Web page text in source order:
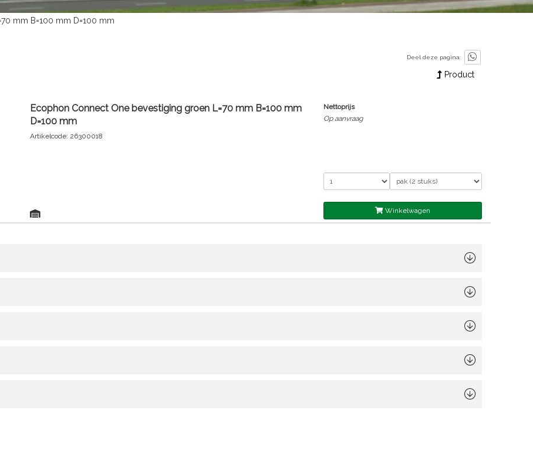
mm B=100 mm D=100 mm
Deel deze pagina:
Product
Ecophon Connect One bevestiging groen L=70 mm B=100 mm
D=100 mm
Artikelcode: 26300018
Nettoprijs
Op aanvraag
Winkelwagen